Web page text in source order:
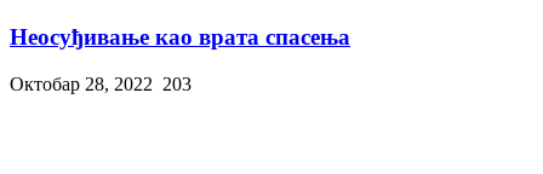
Неосуђивање као врата спасења
Октобар 28, 2022 203